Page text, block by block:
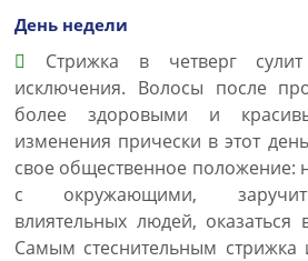
День недели
Cтрижка в четверг
исключения. Волосы после
более здоровыми и
изменения прически в этот
свое общественное положение:
с окружающими,
влиятельных людей,
Самым стеснительным